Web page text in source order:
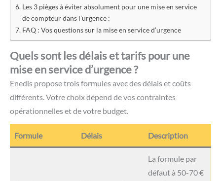
Les 3 pièges à éviter absolument pour une mise en service
de compteur dans l’urgence :
FAQ : Vos questions sur la mise en service d’urgence
Quels sont les délais et tarifs pour une
mise en service d’urgence ?
Enedis propose trois formules avec des délais et coûts
différents. Votre choix dépend de vos contraintes
opérationnelles et de votre budget.
Formule Délais Description
La formule par
défaut à 50-70 €